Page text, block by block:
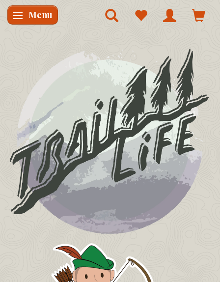
Skifte navigation
Menu